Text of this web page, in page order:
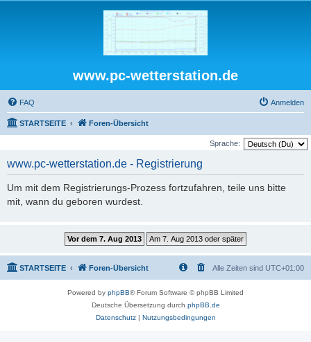
www.pc-wetterstation.de
FAQ Anmelden
STARTSEITE Foren-Übersicht
Sprache:
www.pc-wetterstation.de - Registrierung
Um mit dem Registrierungs-Prozess fortzufahren, teile uns bitte
mit, wann du geboren wurdest.
STARTSEITE Foren-Übersicht Alle Zeiten sind UTC+01:00
Powered by phpBB® Forum Software © phpBB Limited
Deutsche Übersetzung durch phpBB.de
Datenschutz| Nutzungsbedingungen